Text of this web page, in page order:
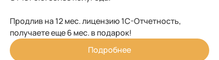
Продлив на 12 мес. лицензию 1С-Отчетность,
получаете еще 6 мес. в подарок!
Подробнее